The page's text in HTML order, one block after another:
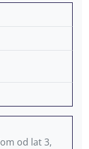
od lat 3,